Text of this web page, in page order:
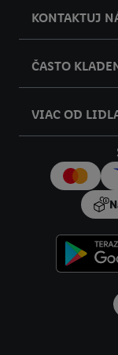
KONTAKTUJ
ČASTO
VIAC OD
údajov.Imprint